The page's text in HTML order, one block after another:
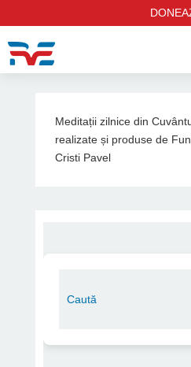
Meditații zilnice din
realizate și produse de
Cristi Pavel